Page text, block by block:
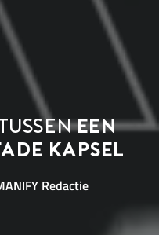
een
kapsel
Redactie